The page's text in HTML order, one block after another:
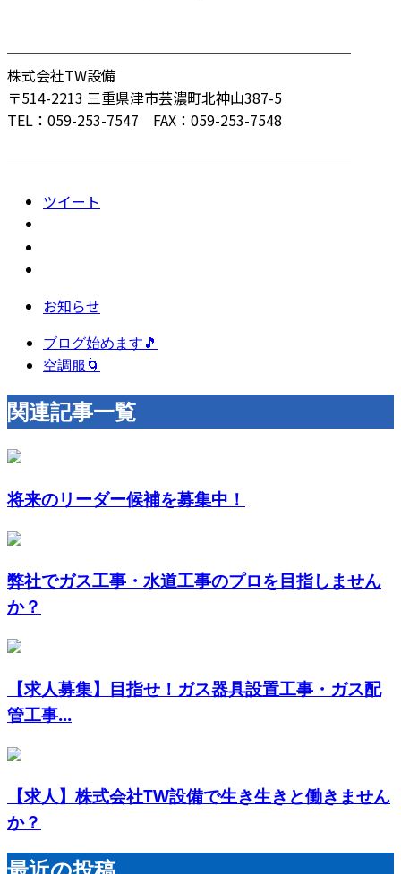
────────────────────────
株式会社TW設備
〒514-2213 三重県津市芸濃町北神山387-5
TEL：059-253-7547 FAX：059-253-7548
────────────────────────
ツイート
お知らせ
ブログ始めます🎵
空調服🌀
関連記事一覧
将来のリーダー候補を募集中！
弊社でガス工事・水道工事のプロを目指しません
か？
【求人募集】目指せ！ガス器具設置工事・ガス配
管工事...
【求人】株式会社TW設備で生き生きと働きません
か？